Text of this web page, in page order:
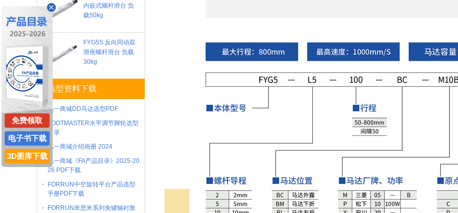
内嵌式螺杆滑台 负
载50kg
FYG5S 反向同动双
滑座螺杆滑台 负载
30kg
选型资料下载
凡一商城DD马达选型PDF
FOOTMASTER水平调节脚轮选型
目录
凡一商城介绍画册 2024
凡一商城《FA产品目录》2025-20
26 PDF下载
FORRUN中空旋转平台产品选型
手册PDF下载
FORRUN米思米系列免键轴衬胀
免费领取
电子书下载
3D图库下载